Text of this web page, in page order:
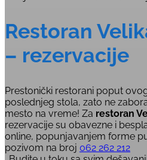
Restoran
– rezervacije
Prestonički restorani poput
poslednjeg stola, zato ne
mesto na vreme! Za restoran
rezervacije su obavezne i
online, popunjavanjem forme
pozivom na broj 062 262 212